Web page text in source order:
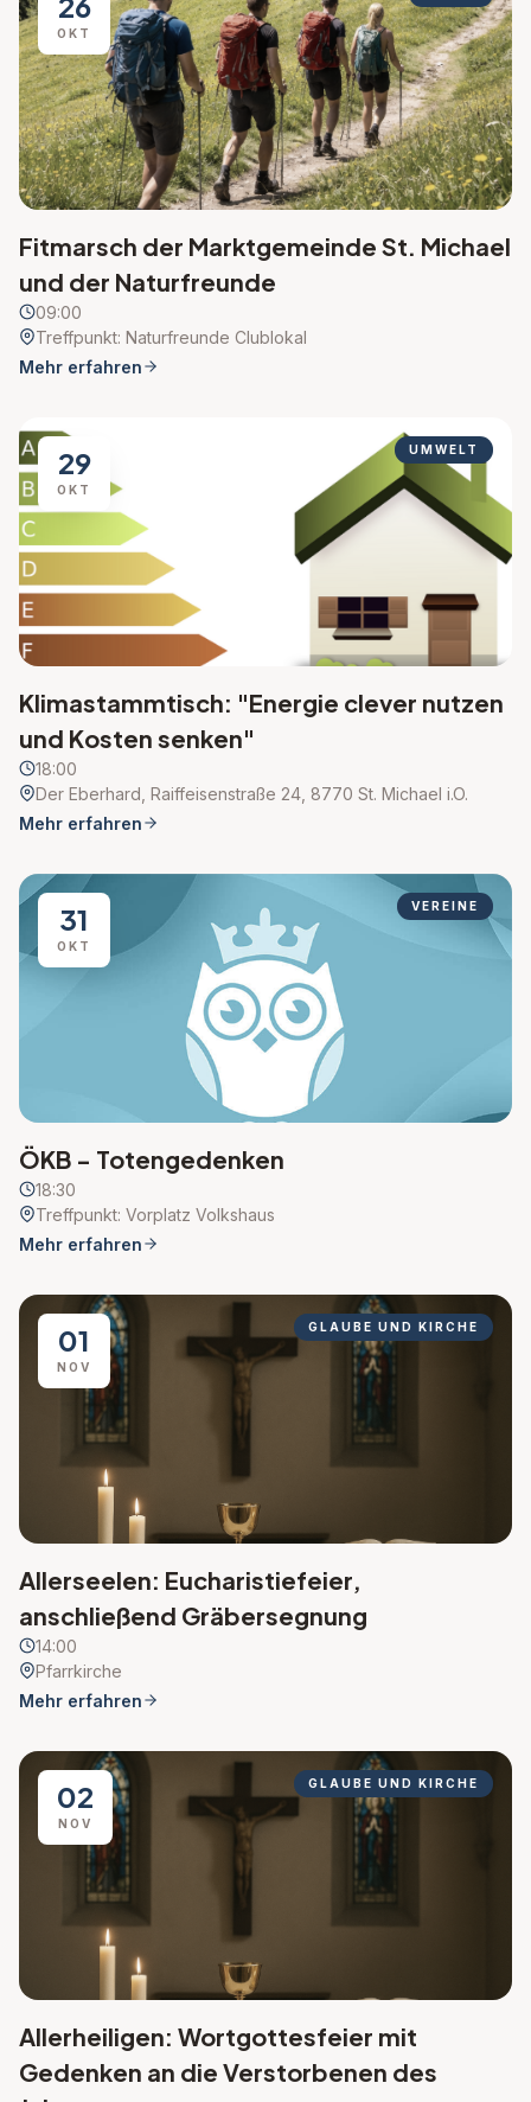
OKT
Fitmarsch der Marktgemeinde St. Michael
und der Naturfreunde
09:00
Treffpunkt: Naturfreunde Clublokal
Mehr erfahren
29
OKT
UMWELT
Klimastammtisch: "Energie clever nutzen
und Kosten senken"
18:00
Der Eberhard, Raiffeisenstraße 24, 8770 St. Michael i.O.
Mehr erfahren
31
OKT
VEREINE
ÖKB - Totengedenken
18:30
Treffpunkt: Vorplatz Volkshaus
Mehr erfahren
01
NOV
GLAUBE UND KIRCHE
Allerseelen: Eucharistiefeier,
anschließend Gräbersegnung
14:00
Pfarrkirche
Mehr erfahren
02
NOV
GLAUBE UND KIRCHE
Allerheiligen: Wortgottesfeier mit
Gedenken an die Verstorbenen des